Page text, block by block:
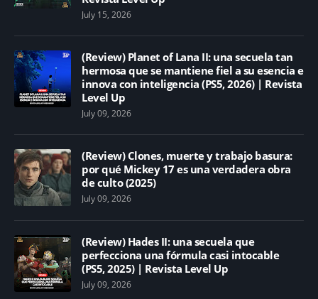
July 15, 2026
(Review) Planet of Lana II: una secuela tan
hermosa que se mantiene fiel a su esencia e
innova con inteligencia (PS5, 2026) | Revista
Level Up
July 09, 2026
(Review) Clones, muerte y trabajo basura:
por qué Mickey 17 es una verdadera obra
de culto (2025)
July 09, 2026
(Review) Hades II: una secuela que
perfecciona una fórmula casi intocable
(PS5, 2025) | Revista Level Up
July 09, 2026